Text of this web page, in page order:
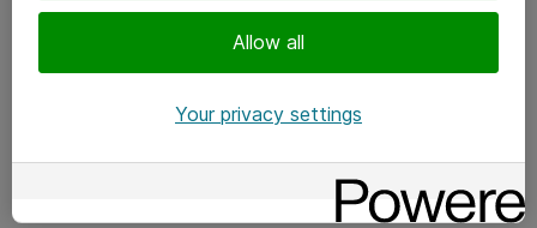
18-11-2024
organisaatioissa
Allow all
Your privacy settings